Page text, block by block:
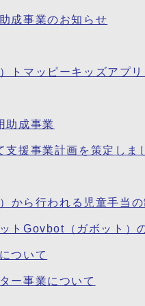
成事業のお知らせ
トマッピーキッズアプ
助成事業
援事業計画を策定しま
から行われる児童手当
トGovbot（ガボット）
ついて
ー事業について